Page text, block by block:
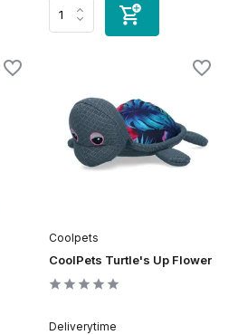
Coolpets
CoolPets Turtle's Up Flower
Deliverytime